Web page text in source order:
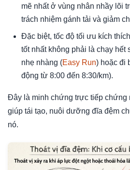
mẽ nhất ở vùng nhân nhầy lõi
trách nhiệm gánh tải và giảm
Đặc biệt, tốc độ tối ưu kích
tốt nhất không phải là chạy hết
nhẹ nhàng (Easy Run) hoặc đi
động từ 8:00 đến 8:30/km).
Đây là minh chứng trực tiếp chứng
giúp tái tạo, nuôi dưỡng đĩa đệm
nó.